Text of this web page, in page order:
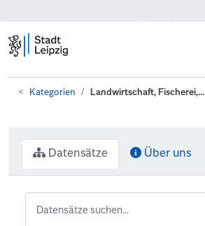
Kategorien Landwirtschaft, Fischerei,...
Datensätze Über uns